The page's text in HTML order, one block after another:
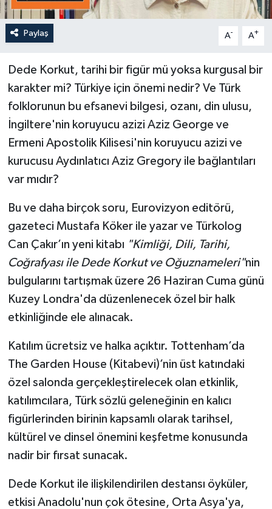
Paylaş A- A+
Dede Korkut, tarihi bir figür mü yoksa kurgusal bir
karakter mi? Türkiye için önemi nedir? Ve Türk
folklorunun bu efsanevi bilgesi, ozanı, din ulusu,
İngiltere'nin koruyucu azizi Aziz George ve
Ermeni Apostolik Kilisesi'nin koruyucu azizi ve
kurucusu Aydınlatıcı Aziz Gregory ile bağlantıları
var mıdır?
Bu ve daha birçok soru, Eurovizyon editörü,
gazeteci Mustafa Köker ile yazar ve Türkolog
Can Çakır’ın yeni kitabı "Kimliği, Dili, Tarihi,
Coğrafyası ile Dede Korkut ve Oğuznameleri"nin
bulgularını tartışmak üzere 26 Haziran Cuma günü
Kuzey Londra'da düzenlenecek özel bir halk
etkinliğinde ele alınacak.
Katılım ücretsiz ve halka açıktır. Tottenham’da
The Garden House (Kitabevi)’nin üst katındaki
özel salonda gerçekleştirelecek olan etkinlik,
katılımcılara, Türk sözlü geleneğinin en kalıcı
figürlerinden birinin kapsamlı olarak tarihsel,
kültürel ve dinsel önemini keşfetme konusunda
nadir bir fırsat sunacak.
Dede Korkut ile ilişkilendirilen destansı öyküler,
etkisi Anadolu'nun çok ötesine, Orta Asya'ya,